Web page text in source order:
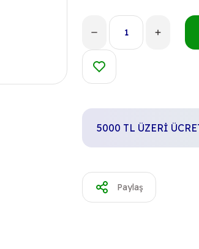
5000 TL ÜZERİ
Paylaş